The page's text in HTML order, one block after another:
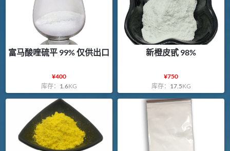
富马酸喹硫平 99% 仅供出口
¥400
库存： 1.6KG
新橙皮甙 98%
¥750
库存： 17.5KG